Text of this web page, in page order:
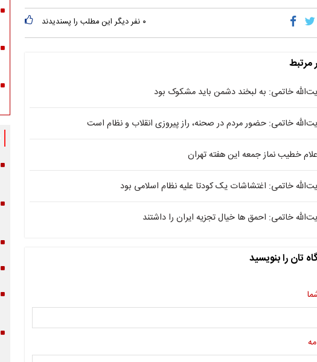
۰ نفر دیگر این مطلب را پسندیدند
مرتبط
خاتمی: به لبخند دشمن باید مشکوک بود
خاتمی: حضور مردم در صحنه، راز پیروزی انقلاب و نظام است
خطیب نماز جمعه این هفته تهران
خاتمی: اغتشاشات یک کودتا علیه نظام اسلامی بود
خاتمی: احمق ها خیال تجزیه ایران را داشتند
تان را بنویسید